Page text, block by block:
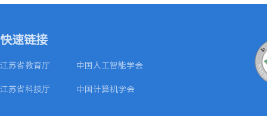
快速链接
江苏省教育厅
中国人工智能学会
江苏省科技厅
中国计算机学会